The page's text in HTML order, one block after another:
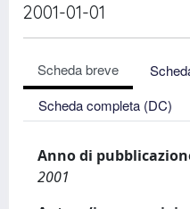
2001-01-01
Scheda breve
Scheda completa (DC)
Anno di
2001